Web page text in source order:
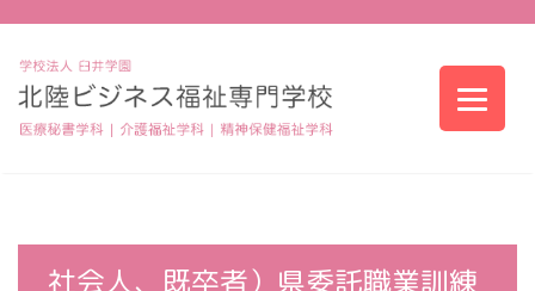
社会人、既卒者）県委託職業訓練